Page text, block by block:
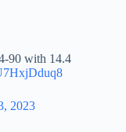
90 with 14.4
2023